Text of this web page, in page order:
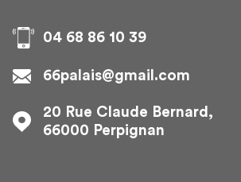
04 68 86 10 39
66palais@gmail.com
20 Rue Claude Bernard,
66000
Perpignan